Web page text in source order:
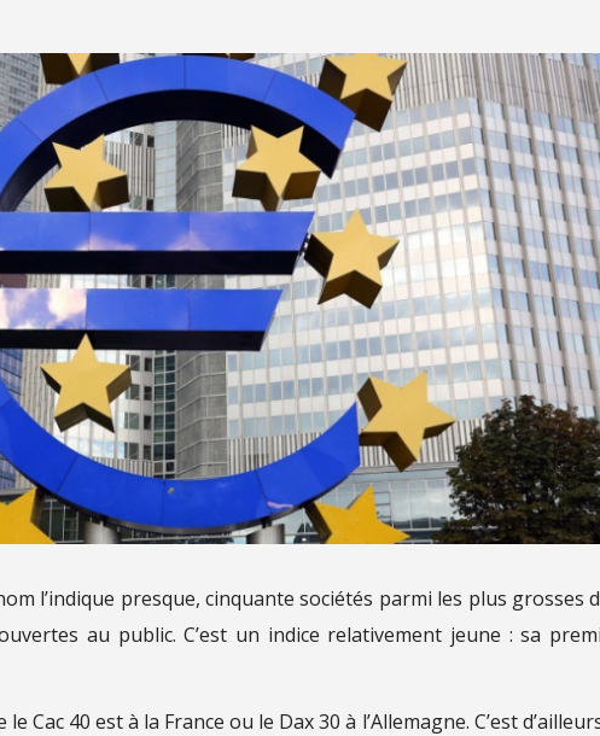
l’indique presque, cinquante sociétés parmi les plus grosses
au public. C’est un indice relativement jeune : sa
Cac 40 est à la France ou le Dax 30 à l’Allemagne. C’est